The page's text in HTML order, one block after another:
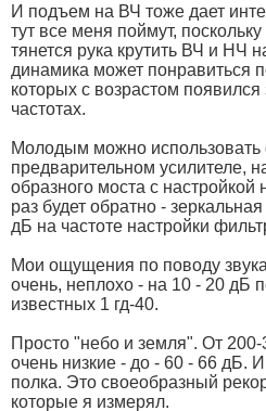
И подъем на ВЧ тоже дает
тут все меня поймут, поскольку
тянется рука крутить ВЧ и НЧ
динамика может понравиться
которых с возрастом
частотах.
Молодым можно использовать
предварительном усилителе,
образного моста с настройкой
раз будет обратно -
дБ на частоте настройки
Мои ощущения по поводу
очень, неплохо - на 10 - 20 дБ
известных 1 гд-40.
Просто "небо и земля". От
очень низкие - до - 60 - 66 дБ.
полка. Это своеобразный
которые я измерял.